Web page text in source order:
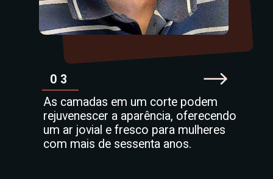
03
As camadas em um corte podem
rejuvenescer a aparência, oferecendo
um ar jovial e fresco para mulheres
com mais de sessenta anos.